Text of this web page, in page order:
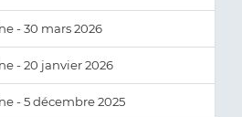
- 30 mars 2026
- 20 janvier 2026
- 5 décembre 2025